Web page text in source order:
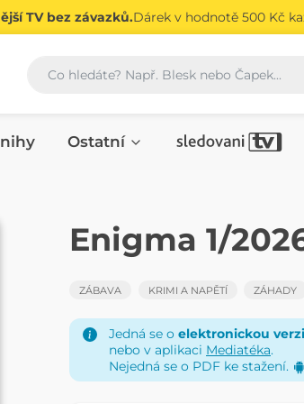
TV bez závazků.Dárek v hodnotě 500 Kč
Vyhledávání
Ostatní
ČASOPIS
Enigma 1/
ZÁBAVA KRIMI A NAPĚTÍ ZÁHADY
Jedná se o elektronickou verzi
nebo v aplikaci Mediatéka.
Nejedná se o PDF ke stažení.